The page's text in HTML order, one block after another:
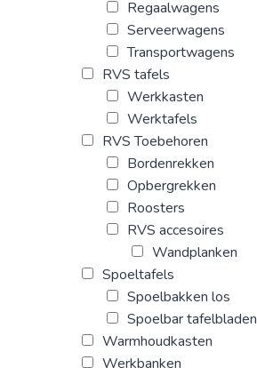
Regaalwagens
Serveerwagens
Transportwagens
RVS tafels
Werkkasten
Werktafels
RVS Toebehoren
Bordenrekken
Opbergrekken
Roosters
RVS accesoires
Wandplanken
Spoeltafels
Spoelbakken los
Spoelbar tafelbladen
Warmhoudkasten
Werkbanken